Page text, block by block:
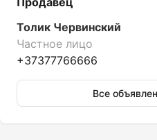
Толик Червинский
Частное лицо
+37377766666
Все